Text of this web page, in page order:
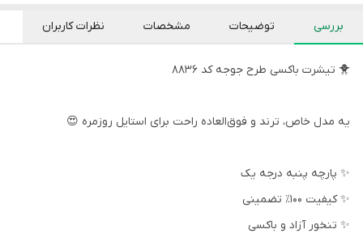
بررسی توضیحات مشخصات نظرات کاربران
🐥 تیشرت باکسی طرح جوجه کد 8836
یه مدل خاص، ترند و فوق‌العاده راحت برای استایل روزمره 😍
✨ پارچه پنبه درجه یک
✨ کیفیت 100٪ تضمینی
✨ تنخور آزاد و باکسی